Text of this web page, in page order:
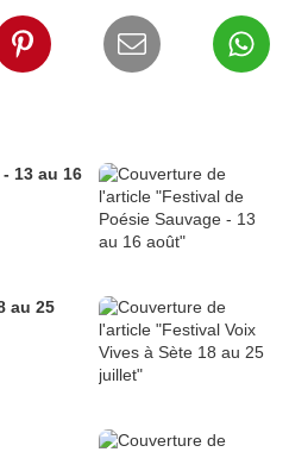
13 au 16
au 25